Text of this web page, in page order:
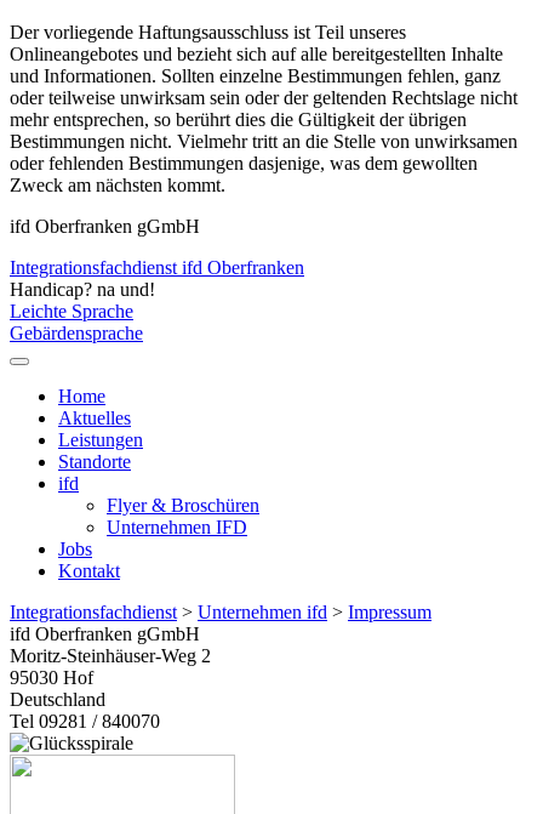
Der vorliegende Haftungsausschluss ist Teil unseres
Onlineangebotes und bezieht sich auf alle bereitgestellten Inhalte
und Informationen. Sollten einzelne Bestimmungen fehlen, ganz
oder teilweise unwirksam sein oder der geltenden Rechtslage nicht
mehr entsprechen, so berührt dies die Gültigkeit der übrigen
Bestimmungen nicht. Vielmehr tritt an die Stelle von unwirksamen
oder fehlenden Bestimmungen dasjenige, was dem gewollten
Zweck am nächsten kommt.
ifd Oberfranken gGmbH
Integrationsfachdienst ifd Oberfranken
Handicap? na und!
Leichte Sprache
Gebärdensprache
Home
Aktuelles
Leistungen
Standorte
ifd
Flyer & Broschüren
Unternehmen IFD
Jobs
Kontakt
Integrationsfachdienst > Unternehmen ifd > Impressum
ifd Oberfranken gGmbH
Moritz-Steinhäuser-Weg 2
95030 Hof
Deutschland
Tel 09281 / 840070